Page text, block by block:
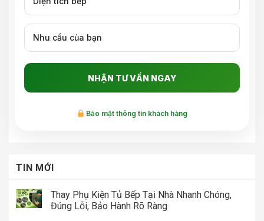
Bảo mật thông tin khách hàng
TIN MỚI
Thay Phụ Kiện Tủ Bếp Tại Nhà Nhanh Chóng,
Đúng Lỗi, Bảo Hành Rõ Ràng